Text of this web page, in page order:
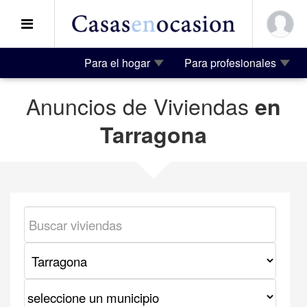
Para el hogar Para profesionales
Anuncios de Viviendas en
Tarragona